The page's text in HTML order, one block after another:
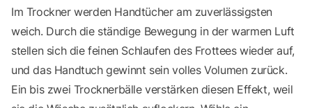
Im Trockner werden Handtücher am zuverlässigsten
weich. Durch die ständige Bewegung in der warmen Luft
stellen sich die feinen Schlaufen des Frottees wieder auf,
und das Handtuch gewinnt sein volles Volumen zurück.
Ein bis zwei Trocknerbälle verstärken diesen Effekt, weil